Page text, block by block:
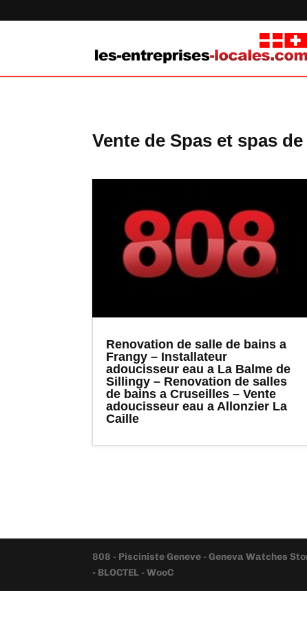
Vente de Spas et spas
Renovation de salle de bains a
Frangy – Installateur
adoucisseur eau a La Balme de
Sillingy – Renovation de salles
de bains a Cruseilles – Vente
adoucisseur eau a Allonzier La
Caille
808 - Pisciniste Geneve -Geneva Watches
- BLOCTEL -WooC